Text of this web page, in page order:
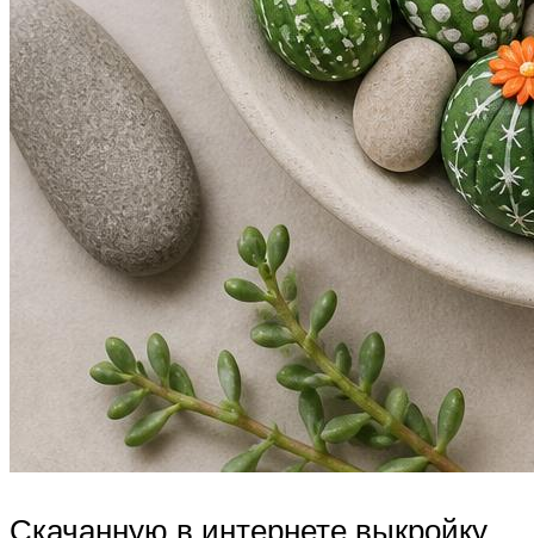
Скачанную в интернете выкройку